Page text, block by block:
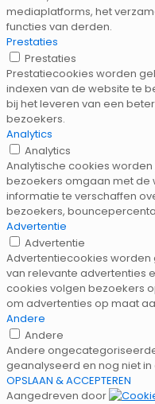
mediaplatforms, het
functies van derden.
Prestaties
Prestaties
Prestatiecookies worden
indexen van de website te
bij het leveren van een
bezoekers.
Analytics
Analytics
Analytische cookies
bezoekers omgaan met de
informatie te verschaffen
bezoekers,
Advertentie
Advertentie
Advertentiecookies
van relevante advertenties
cookies volgen bezoekers
om advertenties op maat
Andere
Andere
Andere
geanalyseerd en nog niet
OPSLAAN & ACCEPTEREN
Aangedreven door